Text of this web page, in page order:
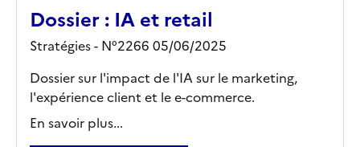
Dossier : IA et retail
Stratégies - N°2266 05/06/2025
Dossier sur l'impact de l'IA sur le marketing,
l'expérience client et le e-commerce.
En savoir plus...